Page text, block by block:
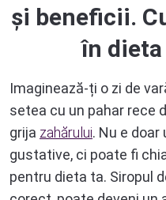
și beneficii.
în
Imaginează-ți o zi de
setea cu un pahar rece
grija zahărului. Nu e
gustative, ci poate fi
pentru dieta ta. Siropul